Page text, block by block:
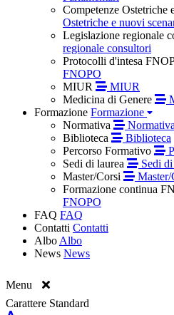
Competenze Ostetriche
Ostetriche e nuovi
Legislazione regionale
regionale consultori
Protocolli d'intesa
FNOPO
MIUR
MIUR
Medicina di Genere
Formazione Formazione
Normativa
Normativa
Biblioteca
Biblioteca
Percorso Formativo
Sedi di laurea
Sedi
Master/Corsi
Master/
Formazione continua
FNOPO
FAQ FAQ
Contatti Contatti
Albo Albo
News News
Menu
Carattere Standard